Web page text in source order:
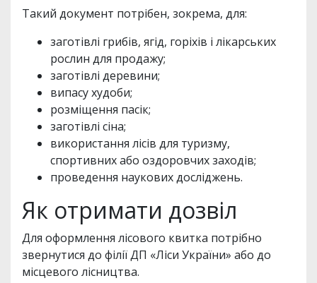
Такий документ потрібен, зокрема, для:
заготівлі грибів, ягід, горіхів і лікарських
рослин для продажу;
заготівлі деревини;
випасу худоби;
розміщення пасік;
заготівлі сіна;
використання лісів для туризму,
спортивних або оздоровчих заходів;
проведення наукових досліджень.
Як отримати дозвіл
Для оформлення лісового квитка потрібно
звернутися до філії ДП «Ліси України» або до
місцевого лісництва.